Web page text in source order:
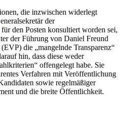
die inzwischen widerlegt
der
für den Posten konsultiert worden sei,
der Führung von Daniel Freund
die „mangelnde Transparenz“
hin, dass diese weder
offengelegt habe. Sie
Verfahren mit Veröffentlichung
sowie regelmäßiger
und die breite Öffentlichkeit.